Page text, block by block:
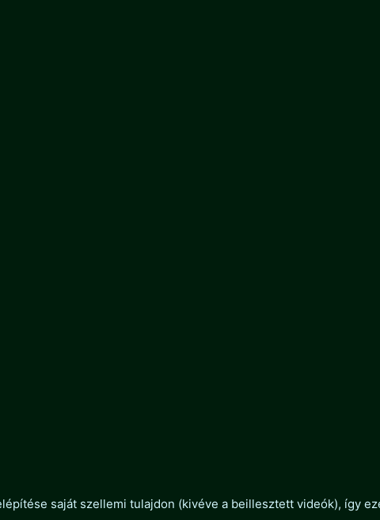
saját szellemi tulajdon (kivéve a beillesztett videók), így